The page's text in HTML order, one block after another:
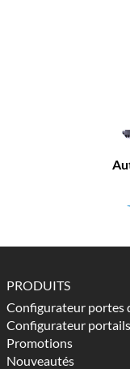
PRODUITS
Configurateur portes
Configurateur portails
Promotions
Nouveautés